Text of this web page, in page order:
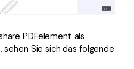
PDFelement als
Sie sich das folgende